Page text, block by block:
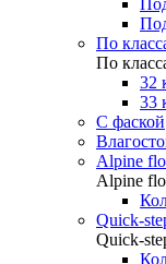
По
По
32
33
С фаской
Alpine
Alpine
Quick-
Quick-